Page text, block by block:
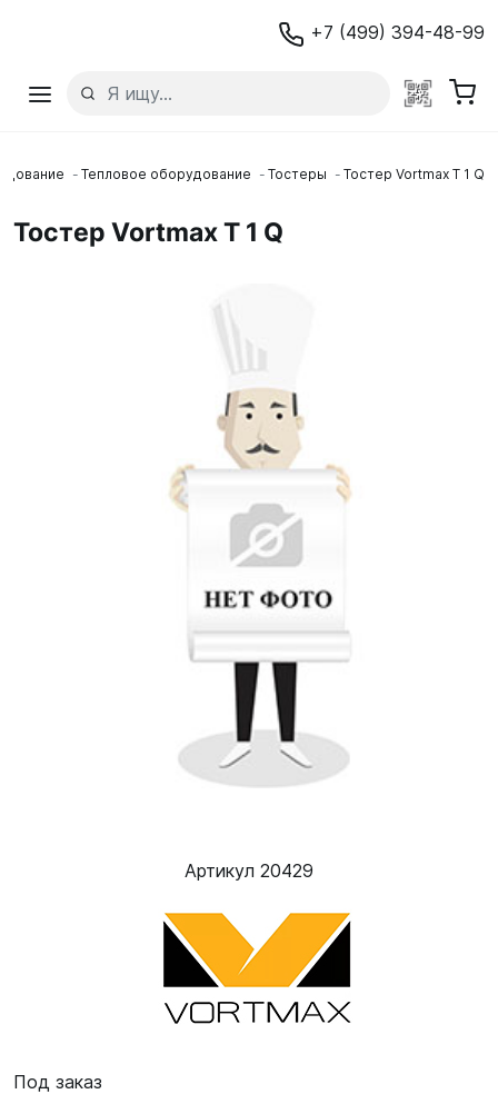
+7 (499) 394-48-99
Тепловое оборудование Тостеры Тостер Vortmax Т 1 Q
Тостер Vortmax Т 1 Q
Артикул 20429
Под заказ